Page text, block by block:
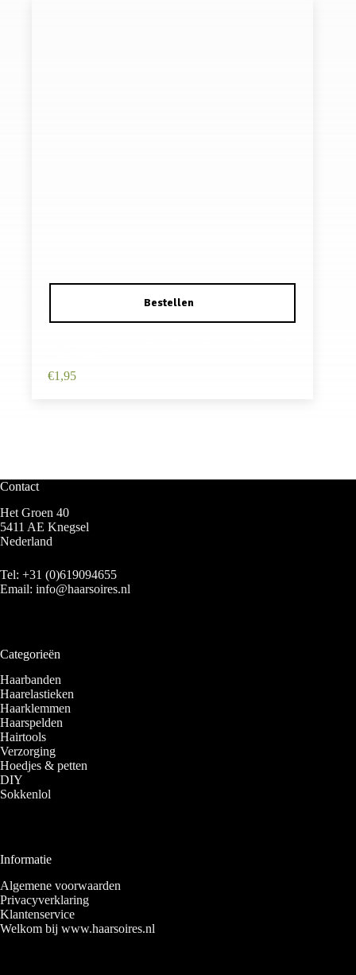
€1,95
Contact
Het Groen 40
5411 AE Knegsel
Nederland
Tel: +31 (0)619094655
Email: info@haarsoires.nl
Categorieën
Haarbanden
Haarelastieken
Haarklemmen
Haarspelden
Hairtools
Verzorging
Hoedjes & petten
DIY
Sokkenlol
Informatie
Algemene voorwaarden
Privacyverklaring
Klantenservice
Welkom bij www.haarsoires.nl